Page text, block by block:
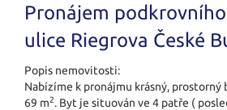
Pronájem
ulice Riegrova České
Popis nemovitosti:
Nabízíme k pronájmu krásný, prostorný
69 m2. Byt je situován ve 4 patře (